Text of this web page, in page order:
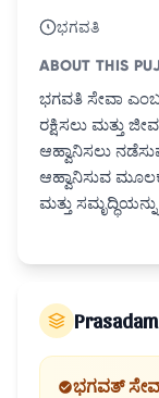
ಭಗವತಿ
ABOUT THIS
ಭಗವತಿ ಸೇವಾ
ರಕ್ಷಿಸಲು ಮತ್ತು
ಆಹ್ವಾನಿಸಲು
ಆಹ್ವಾನಿಸುವ
ಮತ್ತು
ಭಗವತ್